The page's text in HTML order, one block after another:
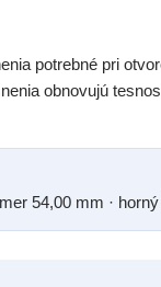
potrebné pri
obnovujú
54,00 mm ·